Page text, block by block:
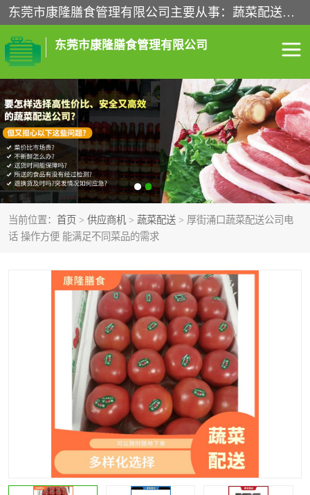
东莞市康隆膳食管理有限公司主要从事：蔬菜配送、食堂承包、企业工厂食堂承包、机关单位食堂承包、调味品配送、粮油配送、干货配送、副食配送、水果配送、海鲜配送等业务，东莞蔬菜配送电话，咨询在线客服。
东莞市康隆膳食管理有限公司
当前位置： 首页 > 供应商机 > 蔬菜配送 > 厚街涌口蔬菜配送公司电
话 操作方便 能满足不同菜品的需求
食堂承包 蔬菜配送
粮油配送 鲜肉配送
海鲜配送 食材配送
调料配送 企业工厂食堂承包
干货配送 副食配送